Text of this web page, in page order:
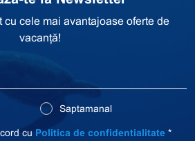
cu cele mai avantajoase oferte de
vacanță!
Saptamanal
cu Politica de confidentialitate *